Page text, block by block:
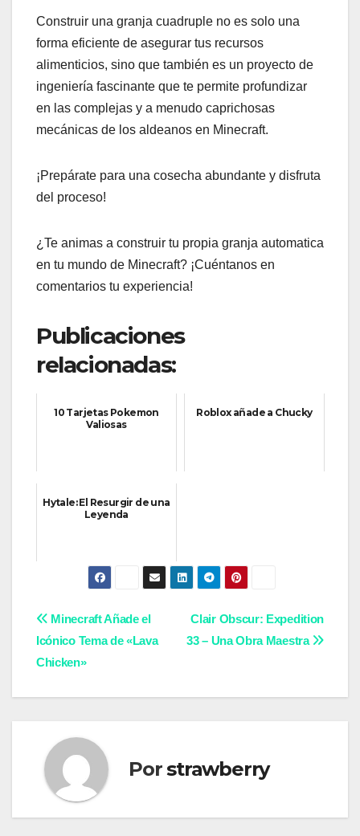
Construir una granja cuadruple no es solo una
forma eficiente de asegurar tus recursos
alimenticios, sino que también es un proyecto de
ingeniería fascinante que te permite profundizar
en las complejas y a menudo caprichosas
mecánicas de los aldeanos en Minecraft.
¡Prepárate para una cosecha abundante y disfruta
del proceso!
¿Te animas a construir tu propia granja automatica
en tu mundo de Minecraft? ¡Cuéntanos en
comentarios tu experiencia!
Publicaciones
relacionadas:
10 Tarjetas Pokemon
Valiosas
Roblox añade a Chucky
Hytale: El Resurgir de una
Leyenda
Navegación
de
entradas
Clair Obscur: Expedition
33 – Una Obra Maestra
Minecraft Añade el
Icónico Tema de «Lava
Chicken»
Porstrawberry